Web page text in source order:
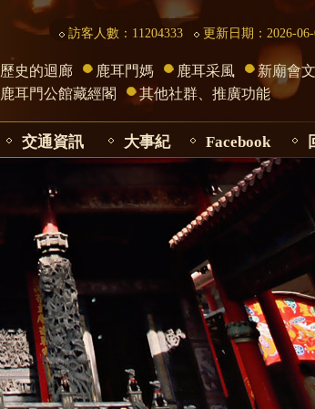
訪客人數：11204333 更新日期：2026-
歷史的迴廊 鹿耳門媽 鹿耳采風
新廟會
鹿耳門公館藏經閣 其他社群、推廣功能
交通資訊 大事紀 Facebook